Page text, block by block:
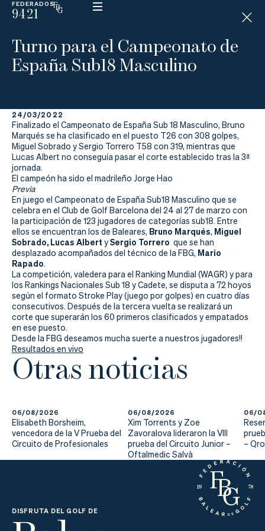
FEDERADOS
9421
ESP
N
D
I
C
La
Federación
Federarse
Jugar
Aprender
Actualidad
Tienda
Turno para el Campeonato de
España Sub18 Masculino
24/03/2022
Finalizado el Campeonato de España Sub 18 Masculino, Bruno
Marqués se ha clasificado en el puesto T26 con 308 golpes,
Miguel Sobrado y Sergio Torrero T58 con 319, mientras que
Lucas Albert no conseguía pasar el corte establecido tras la 3ª
jornada.
El campeón ha sido el madrileño Jorge Hao
Previa
En juego el Campeonato de España Sub18 Masculino que se
celebra en el Club de Golf Barcelona del 24 al 27 de marzo con
la participación de 123 jugadores de categorías sub18. Entre
ellos se encuentran los de Baleares, Bruno Marqués, Miguel
Sobrado, Lucas Albert ySergio Torrero que se han
desplazado acompañados del técnico de la FBG, Mario
Rapado.
La competición, valedera para el Ranking Mundial (WAGR) y para
los Rankings Nacionales Sub 18 y Cadete, se disputa a 72 hoyos
según el formato Stroke Play (juego por golpes) en cuatro días
consecutivos. Después de la tercera vuelta se realizará un
corte que superarán los 60 primeros clasificados y empatados
en ese puesto.
Desde la FBG deseamos mucha suerte a nuestros jugadores!!
Resultados en vivo
Otras noticias
06/08/2026
Elisabeth Borsheim,
vencedora de la V Prueba del
Circuito de Profesionales
06/08/2026
Xim Torrents y Zoe
Zavoralova lideraron la VIII
prueba del Circuito Junior –
Oftalmedic Salvà
06/
–
DISFRUTA DEL GOLF DE